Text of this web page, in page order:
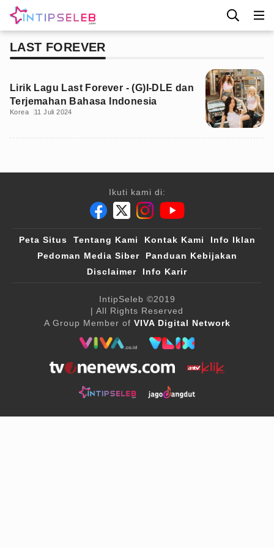
LAST FOREVER
Lirik Lagu Last Forever - (G)I-DLE dan
Terjemahan Bahasa Indonesia
Korea 11 Juli 2024
Ikuti kami di:
Peta Situs Tentang Kami Kontak Kami
Info Iklan
Pedoman Media Siber
Panduan Kebijakan
Disclaimer
Info Karir
IntipSeleb ©2019
| All Rights Reserved
A Group Member of VIVA Digital Network